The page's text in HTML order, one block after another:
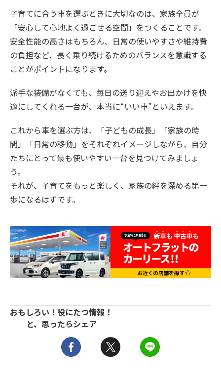
子育てに合う車を選ぶときに大切なのは、家族全員が
「安心して心地よく過ごせる空間」をつくることです。
安全性能の高さはもちろん、日常の使いやすさや維持費
の負担など、長く乗り続けるためのバランスを意識する
ことがポイントになります。
派手な装備がなくても、毎日の送り迎えやお出かけを快
適にしてくれる一台が、本当に“いい車”といえます。
これから車を選ぶ方は、「子どもの成長」「家族の時
間」「日常の移動」をそれぞれイメージしながら、自分
たちにとって最も使いやすい一台を見つけてみましょ
う。
それが、子育てをもっと楽しく、家族の絆を深める第一
歩になるはずです。
おもしろい！役にたつ情報！
と、思ったらシェア